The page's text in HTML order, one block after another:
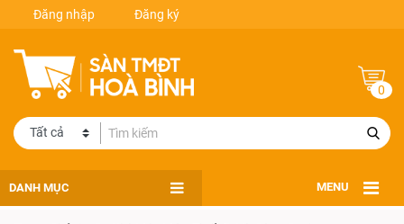
Đăng nhập Đăng ký
0
DANH MỤC MENU